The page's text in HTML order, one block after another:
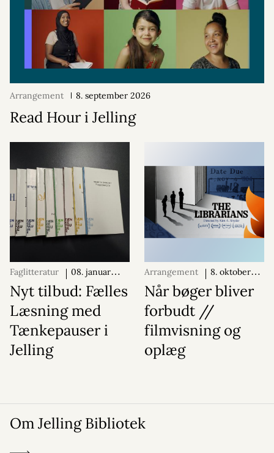
Arrangement 8. september 2026
Read Hour i Jelling
Faglitteratur
08. januar
2026
Nyt tilbud: Fælles
Læsning med
Tænkepauser i
Jelling
Arrangement
8. oktober
2026
Når bøger bliver
forbudt //
filmvisning og
oplæg
Om Jelling Bibliotek